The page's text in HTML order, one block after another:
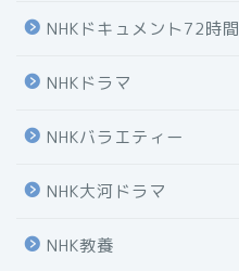
NHKドキュメント72時間
NHKドラマ
NHKバラエティー
NHK大河ドラマ
NHK教養